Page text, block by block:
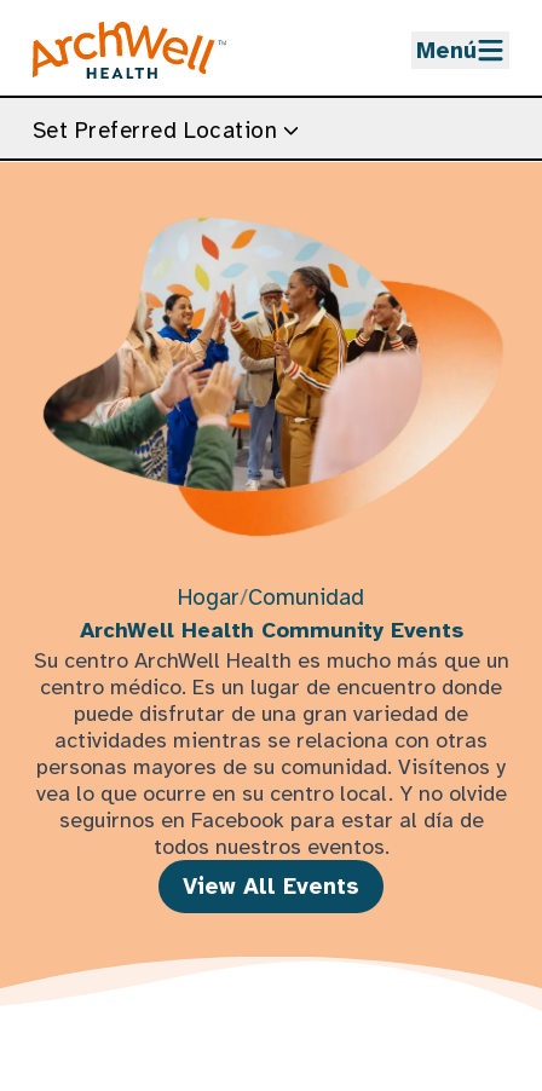
Menú
Set Preferred Location
Hogar/Comunidad
ArchWell Health Community Events
Su centro ArchWell Health es mucho más que un
centro médico. Es un lugar de encuentro donde
puede disfrutar de una gran variedad de
actividades mientras se relaciona con otras
personas mayores de su comunidad. Visítenos y
vea lo que ocurre en su centro local. Y no olvide
seguirnos en Facebook para estar al día de
todos nuestros eventos.
View All Events